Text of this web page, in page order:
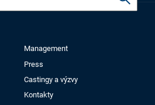
Management
Press
Castingy a výzvy
Kontakty